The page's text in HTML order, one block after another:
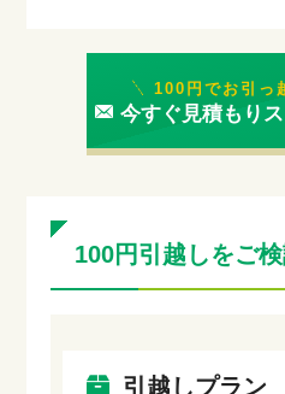
100円でお引っ
今すぐ見積もりス
100円引越しをご
引越しプラン